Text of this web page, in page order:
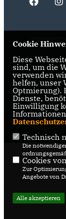
CDU
CDU
CDU
@2026 CDU
Dülmen
Alle Rechte
Cookie
Diese
sind, um die
verwenden
helfen, unser
Optmierung).
Dienste,
Einwilligung
Technisch
Die
Cookies
Zur
Angebote von
Alle akzeptieren